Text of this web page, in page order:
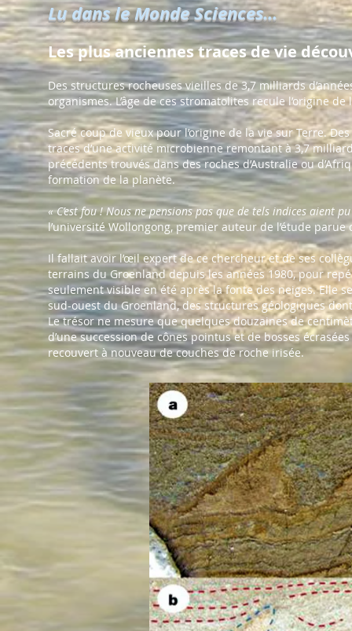
Lu dans le Monde Sciences...
Les plus anciennes traces de vie
Des structures rocheuses vieilles de 3,7 milliards
organismes. L’âge de ces stromatolites recule l’origine
Sacré coup de vieux pour l’origine de la vie sur Terre.
traces d’une activité microbienne remontant à 3,7
précédents trouvés dans des roches d’Australie ou
formation de la planète.
« C’est fou ! Nous ne pensions pas que de tels indices aient
l’université Wollongong, premier auteur de l’étude
Il fallait avoir l’œil expert de ce chercheur et de ses
terrains du Groenland depuis les années 1980, pour
seulement visible en été après la fonte des neiges. Elle
sud-ouest du Groenland, des structures géologiques
Le trésor ne mesure que quelques douzaines de
d’une succession de cônes pointus et de bosses
recouvert à nouveau de couches de roche irisée.